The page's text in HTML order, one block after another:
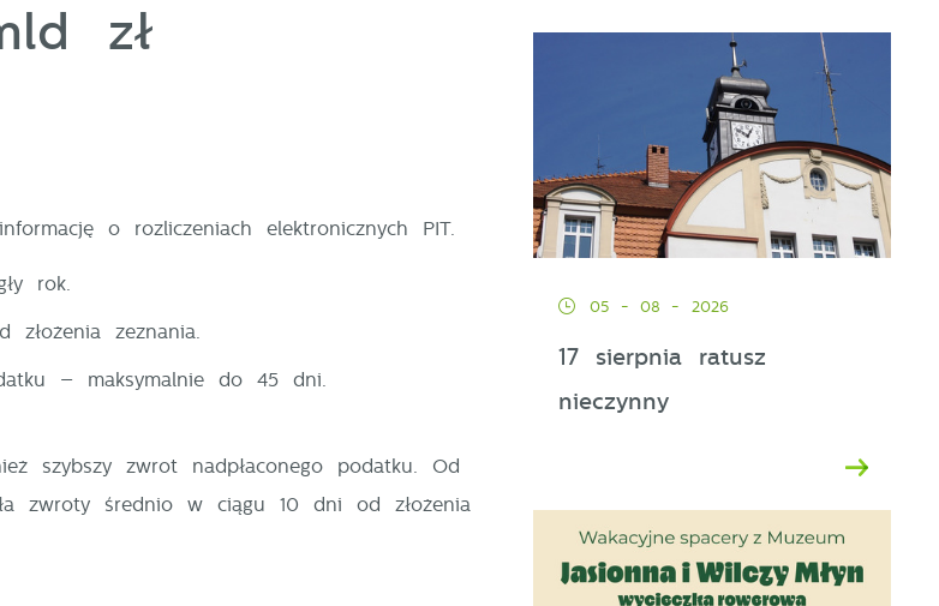
zł
o rozliczeniach elektronicznych PIT.
rok.
zeznania.
– maksymalnie do 45 dni.
szybszy zwrot nadpłaconego podatku. Od
zwroty średnio w ciągu 10 dni od złożenia
05 - 08 - 2026
17 sierpnia ratusz
nieczynny